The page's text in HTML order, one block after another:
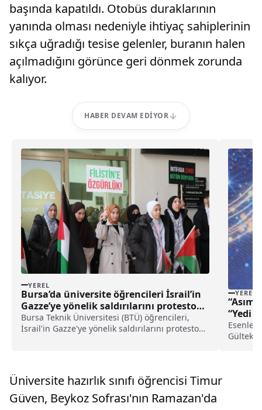
başında kapatıldı. Otobüs duraklarının
yanında olması nedeniyle ihtiyaç sahiplerinin
sıkça uğradığı tesise gelenler, buranın halen
açılmadığını görünce geri dönmek zorunda
kalıyor.
HABER DEVAM EDIYOR
YEREL
Bursa’da üniversite öğrencileri İsrail’in
Gazze’ye yönelik saldırılarını protesto
etti haberi
Bursa Teknik Üniversitesi (BTÜ) öğrencileri,
İsrail'in Gazze'ye yönelik saldırılarını protesto
YEREL
“Yedi
Esenler
Üniversite hazırlık sınıfı öğrencisi Timur
Güven, Beykoz Sofrası'nın Ramazan'da